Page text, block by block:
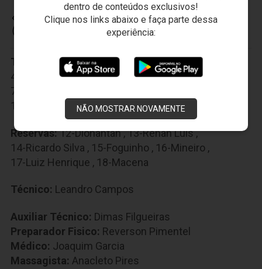
dentro de conteúdos exclusivos!
Clique nos links abaixo e faça parte dessa
experiência:
NÃO MOSTRAR NOVAMENTE
CEARÁ SPORTING CLUB
Titulares: 1-Fernando Henrique ,2-Eric 3-Douglas
4-Anderson Marques,5-Régis,6-Rafael Cruz
7-Lulinha
11-Magno
Reservas:12-Diónantan,13-Renan Luís,
14-Ricardo Silva , 15-Foguinho , 16-Mineiro ,
17-Luiz Henrique , 18-Macena
Técnico: Leandro Campos
Auxiliar Técnico: Dimas Filgueiras
Preparador Fisico: Reverson Pimentel
Médico: Joaquim Garcia
Massagista: Anacleto Pires